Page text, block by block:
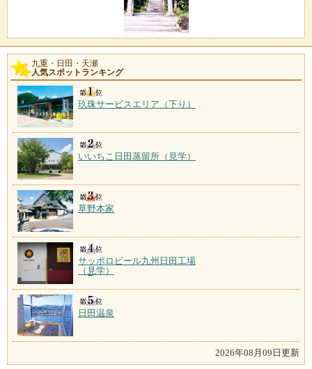
九重・日田・天瀬
人気スポットランキング
玖珠サービスエリア（下り）
いいちこ日田蒸留所（見学）
草野本家
サッポロビール九州日田工場
（見学）
日田温泉
2026年08月09日更新